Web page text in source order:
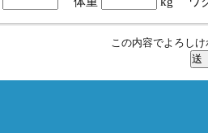
この内容でよろし